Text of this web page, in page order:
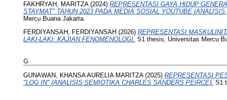
FAKHRYAH, MARITZA(2024) REPRESENTASI GAYA HIDUP
STAYMAT" TAHUN 2023 PADA MEDIA SOSIAL YOUTUBE
Mercu Buana Jakarta.
FERDIYANSAH, FERDIYANSAH (2026) REPRESENTASI
LAKI-LAKI: KAJIAN FENOMENOLOGI. S1 thesis, Universitas Mercu
G
GUNAWAN, KHANSA AURELIA MARITZA(2025) REPRESENTASI
"LOG IN" (ANALISIS SEMIOTIKA CHARLES SANDERS PEIRCE). S1